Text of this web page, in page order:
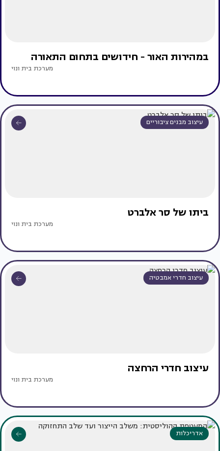
במהירות האור - חידושים בתחום התאורה
מערכת בית ונוי
עיצוב מבנים ציבוריים
ביתו של סר אלברט
מערכת בית ונוי
עיצוב חדרי אמבטיה
עיצוב חדרי הרחצה
מערכת בית ונוי
אדריכלות